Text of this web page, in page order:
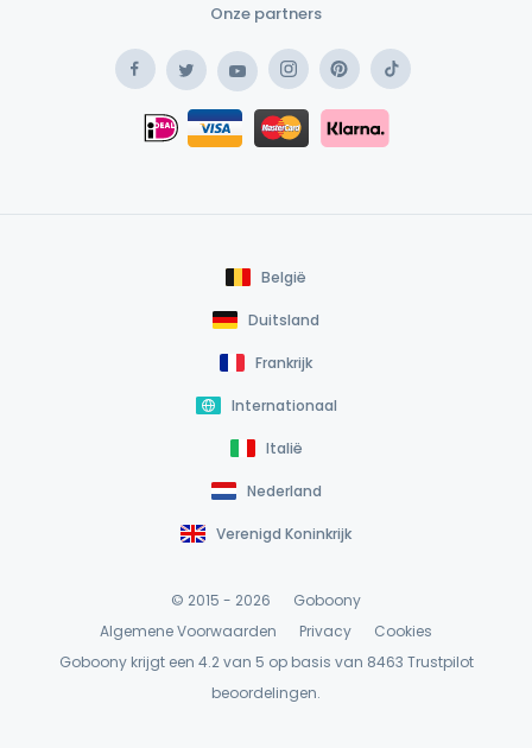
Onze partners
FacebookTwitterYouTubeInstagramPinterestTikTok
iDEAL
Safe Payment Card
Safe Payment Klarna
België
Duitsland
Frankrijk
Internationaal
Italië
Nederland
Verenigd Koninkrijk
© 2015 - 2026
Goboony
Algemene Voorwaarden
Privacy
Cookies
Goboony krijgt een 4.2 van 5 op basis van 8463 Trustpilot
beoordelingen.